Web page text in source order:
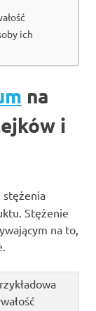
ich
na
i
stężenia
Stężenie
na to,